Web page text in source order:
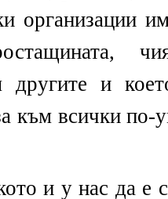
организации
другите и
към всички
и у нас да е